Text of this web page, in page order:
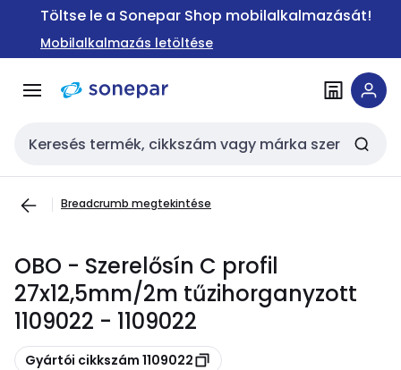
Ugrás a
Ugrás a
tartalomra
Töltse le a Sonepar Shop mobilalkalmazását!
Mobilalkalmazás letöltése
Keresési bemenet
Breadcrumb megtekintése
OBO - Szerelősín C profil
27x12,5mm/2m tűzihorganyzott
1109022 - 1109022
Másolás
Gyártói cikkszám 1109022